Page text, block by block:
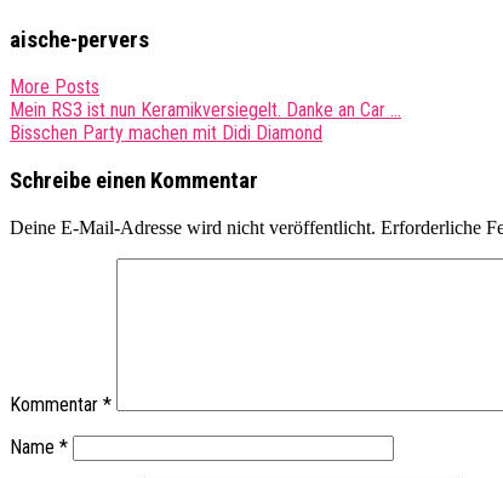
aische-pervers
More Posts
Post
navigation
Mein RS3 ist nun Keramikversiegelt. Danke an Car …
Bisschen Party machen mit Didi Diamond
Schreibe einen Kommentar
Deine E-Mail-Adresse wird nicht veröffentlicht. Erforderliche
Kommentar *
Name *